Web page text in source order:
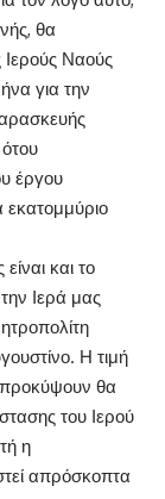
θα
Ιερούς Ναούς
για την
έργου
εκατομμύριο
και το
Ιερά μας
Η τιμή
προκύψουν θα
του Ιερού
η
απρόσκοπτα